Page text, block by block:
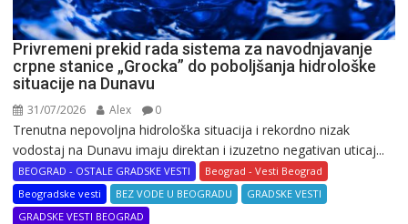
Privremeni prekid rada sistema za navodnjavanje
crpne stanice „Grocka” do poboljšanja hidrološke
situacije na Dunavu
31/07/2026 Alex 0
Trenutna nepovoljna hidrološka situacija i rekordno nizak
vodostaj na Dunavu imaju direktan i izuzetno negativan uticaj...
BEOGRAD - OSTALE GRADSKE VESTI
Beograd - Vesti Beograd
Beogradske vesti
BEZ VODE U BEOGRADU
GRADSKE VESTI
GRADSKE VESTI BEOGRAD